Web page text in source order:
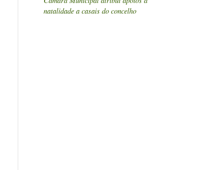
natalidade a casais do concelho